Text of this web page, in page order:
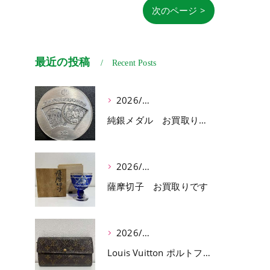
次のページ >
最近の投稿 Recent Posts
2026/07/03
純銀メダル お買取りです
2026/07/01
薩摩切子 お買取りです
2026/06/30
Louis Vuitton ポルトフォイユ サラ お買取りです